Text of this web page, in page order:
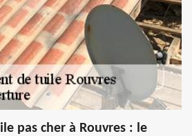
pas cher à Rouvres : le